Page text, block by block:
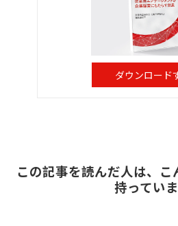
ダウンロード
この記事を読んだ人は、
持ってい